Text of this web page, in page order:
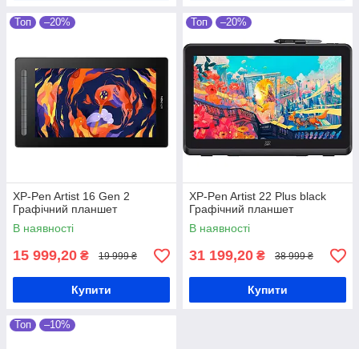
Топ –20%
XP-Pen Artist 16 Gen 2
Графічний планшет
В наявності
15 999,20 ₴ 19 999 ₴
Купити
Топ –20%
XP-Pen Artist 22 Plus black
Графічний планшет
В наявності
31 199,20 ₴ 38 999 ₴
Купити
Топ –10%